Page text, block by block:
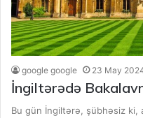
google google 23 May
İngiltərədə
Bu gün İngiltərə, şübhəsiz ki,